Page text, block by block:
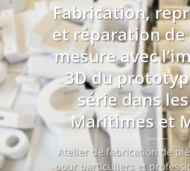
Fabrication,
et réparation de
mesure avec
3D du
série dans
Maritimes et
Atelier de fabrication de
pour particuliers et